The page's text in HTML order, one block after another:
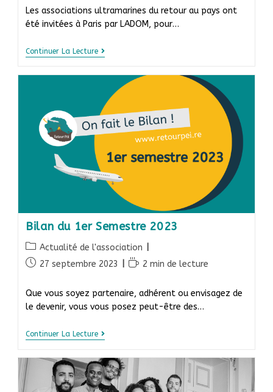
Les associations ultramarines du retour au pays ont
été invitées à Paris par LADOM, pour…
Continuer La Lecture
Bilan du 1er Semestre 2023
Actualité de l'association
27 septembre 2023
2 min de lecture
Que vous soyez partenaire, adhérent ou envisagez de
le devenir, vous vous posez peut-être des…
Continuer La Lecture